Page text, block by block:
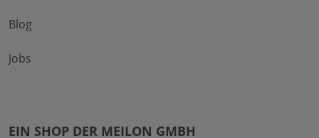
Blog
Jobs
EIN SHOP DER MEILON GMBH